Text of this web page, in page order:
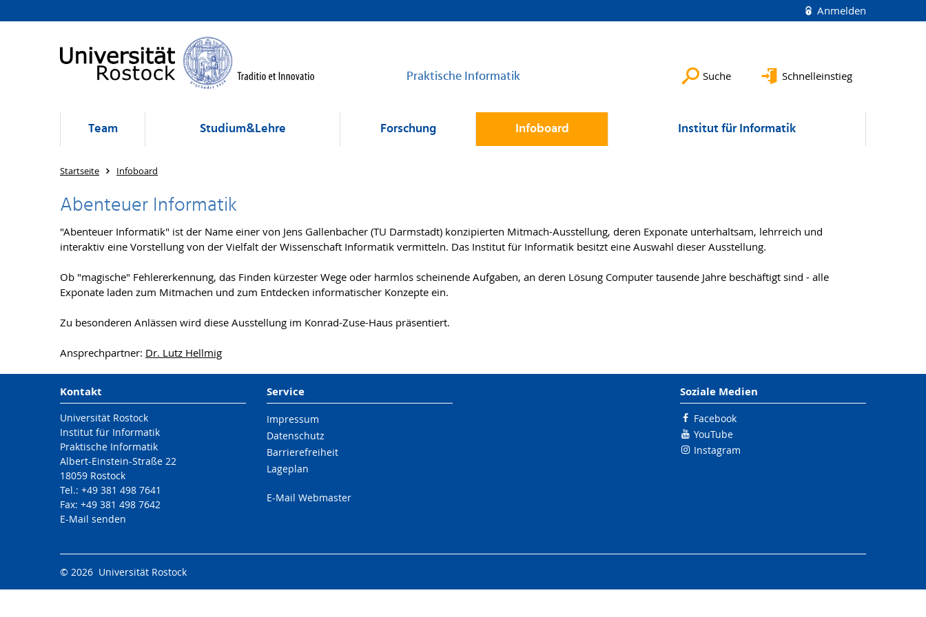
Anmelden
Praktische Informatik Suche Schnelleinstieg
Team Studium&Lehre Forschung Infoboard Institut für Informatik
Startseite Infoboard
Abenteuer Informatik
"Abenteuer Informatik" ist der Name einer von Jens Gallenbacher (TU Darmstadt) konzipierten Mitmach-Ausstellung, deren Exponate unterhaltsam, lehrreich und
interaktiv eine Vorstellung von der Vielfalt der Wissenschaft Informatik vermitteln. Das Institut für Informatik besitzt eine Auswahl dieser Ausstellung.
Ob "magische" Fehlererkennung, das Finden kürzester Wege oder harmlos scheinende Aufgaben, an deren Lösung Computer tausende Jahre beschäftigt sind - alle
Exponate laden zum Mitmachen und zum Entdecken informatischer Konzepte ein.
Zu besonderen Anlässen wird diese Ausstellung im Konrad-Zuse-Haus präsentiert.
Ansprechpartner: Dr. Lutz Hellmig
Kontakt
Universität Rostock
Institut für Informatik
Praktische Informatik
Albert-Einstein-Straße 22
18059 Rostock
Tel.: +49 381 498 7641
Fax: +49 381 498 7642
E-Mail senden
Service
Impressum
Datenschutz
Barrierefreiheit
Lageplan
E-Mail Webmaster
Soziale Medien
Facebook
YouTube
Instagram
© 2026 Universität Rostock